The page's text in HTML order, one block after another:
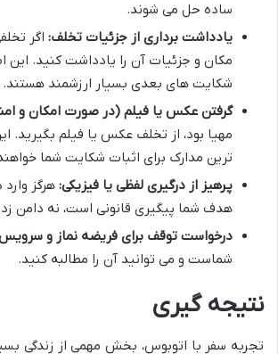
ساده حل می شوند.
یادداشت برداری از جزئیات تخلف: اگر
مکان و جزئیات آن را یادداشت کنید. این
شکایت های بعدی بسیار ارزشمند هستند.
گرفتن عکس یا فیلم (در صورت امکان و
مهیا بود، از تخلف عکس یا فیلم بگیرید.
ترین مدارک برای اثبات شکایت شما
پرهیز از درگیری لفظی یا فیزیکی: هرگز
هدف شما پیگیری قانونی است، نه دامن
درخواست توقف برای فریضه نماز و
شماست و می توانید آن را مطالبه کنید.
نتیجه گیری
تجربه سفر با اتوبوس، بخش مهمی از زندگی